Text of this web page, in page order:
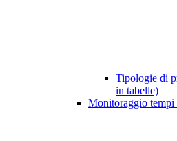
Tipologie di
in tabelle)
Monitoraggio tempi